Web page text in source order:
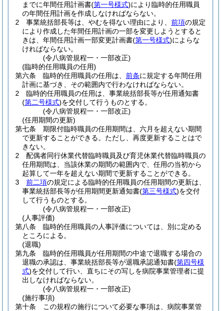
までに年間任用計画書(第一号様式)により臨時的任用職員
の年間任用計画を作成しなければならない。
2
事業統括部長等は、やむを得ない理由により、 前項の規定
により作成した年間任用計画の一部を変更しようとすると
きは、年間任用計画一部変更計画書(第一号様式)によらな
ければならない。
(令八病管規程一・一部改正)
(臨時的任用職員の任用)
第六条
臨時的任用職員の任用は、 前条に規定する年間任用
計画に基づき、その範囲内で行わなければならない。
2
臨時的任用職員の任用は、事業統括部長等が任用通知書
(第二号様式)を交付して行うものとする。
(令八病管規程一・一部改正)
(任用期間の更新)
第七条
期限付臨時職員の任用期間は、六月を超えない期間
で更新することができる。 ただし、再度更新することはで
きない。
2
配偶者同行休業代替臨時職員及び育児休業代替臨時職員の
任用期間は、当該休業の期間の範囲内で、任用の当初から
起算して一年を超えない期間で更新することができる。
3
前二項の規定による臨時的任用職員の任用期間の更新は、
事業統括部長等が任用期間更新通知書(第三号様式)を交付
して行うものとする。
(令八病管規程一・一部改正)
(人事評価)
第八条
臨時的任用職員の人事評価については、別に定める
ところによる。
(退職)
第九条
臨時的任用職員が任用期間の中途で退職する場合の
退職の承認は、事業統括部長等が退職承認通知書(第四号様
式)を交付して行い、直ちにその写しを病院事業管理者に提
出しなければならない。
(令八病管規程一・一部改正)
(施行事項)
第十条
この規程の施行について必要な事項は、病院事業管